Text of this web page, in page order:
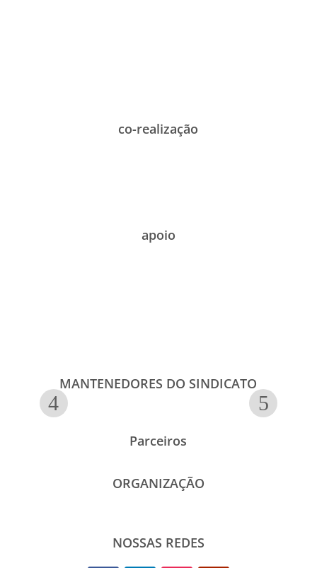
co-realização
apoio
MANTENEDORES DO SINDICATO
Parceiros
ORGANIZAÇÃO
NOSSAS REDES